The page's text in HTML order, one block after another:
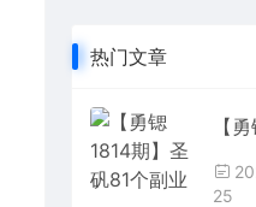
热门文章
25